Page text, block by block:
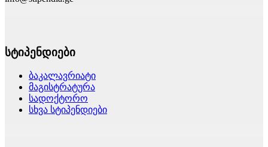
სტიპენდიები
ბაკალავრიატი
მაგისტრატურა
სადოქტორო
სხვა სტიპენდიები